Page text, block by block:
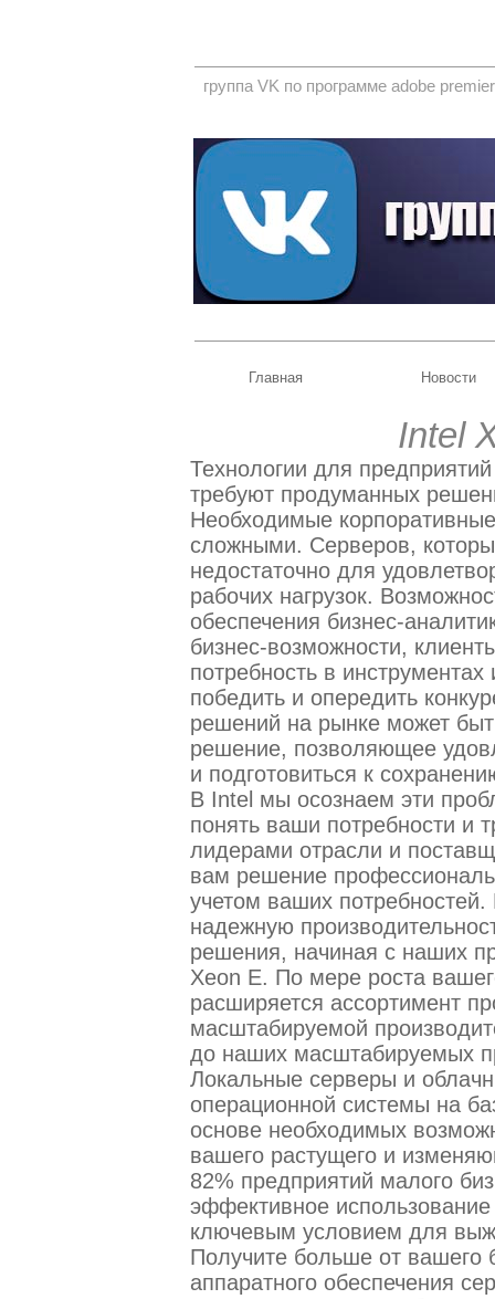
группа VK по программе adobe
Главная Новости
Intel
Технологии для
требуют продуманных
Необходимые
сложными. Серверов,
недостаточно для
рабочих нагрузок.
обеспечения бизнес-
бизнес-возможности,
потребность в
победить и опередить
решений на рынке может
решение, позволяющее
и подготовиться к
В Intel мы осознаем эти
понять ваши потребности и
лидерами отрасли и
вам решение
учетом ваших
надежную
решения, начиная с наших
Xeon E. По мере роста
расширяется ассортимент
масштабируемой
до наших масштабируемых
Локальные серверы и
операционной системы на
основе необходимых
вашего растущего и
82% предприятий малого
эффективное
ключевым условием для
Получите больше от вашего
аппаратного обеспечения